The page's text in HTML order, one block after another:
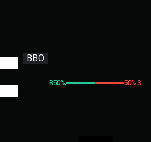
BBO
--
B50% 50%S